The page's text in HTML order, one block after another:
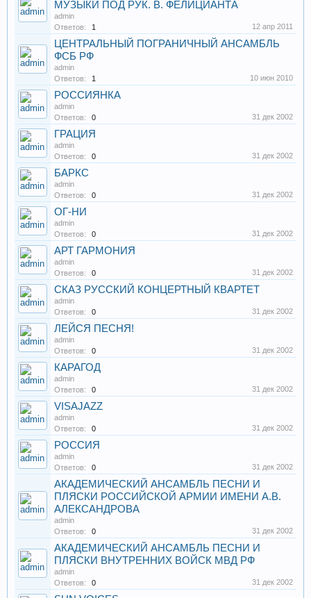
МУЗЫКИ ПОД РУК. В. ФЕЛИЦИАНТА
admin
Ответов:
1 12 апр 2011
ЦЕНТРАЛЬНЫЙ ПОГРАНИЧНЫЙ АНСАМБЛЬ
ФСБ РФ
admin
Ответов:
1 10 июн 2010
РОССИЯНКА
admin
Ответов:
0 31 дек 2002
ГРАЦИЯ
admin
Ответов:
0 31 дек 2002
БАРКС
admin
Ответов:
0 31 дек 2002
ОГ-НИ
admin
Ответов:
0 31 дек 2002
АРТ ГАРМОНИЯ
admin
Ответов:
0 31 дек 2002
СКАЗ РУССКИЙ КОНЦЕРТНЫЙ КВАРТЕТ
admin
Ответов:
0 31 дек 2002
ЛЕЙСЯ ПЕСНЯ!
admin
Ответов:
0 31 дек 2002
КАРАГОД
admin
Ответов:
0 31 дек 2002
VISAJAZZ
admin
Ответов:
0 31 дек 2002
РОССИЯ
admin
Ответов:
0 31 дек 2002
АКАДЕМИЧЕСКИЙ АНСАМБЛЬ ПЕСНИ И
ПЛЯСКИ РОССИЙСКОЙ АРМИИ ИМЕНИ А.В.
АЛЕКСАНДРОВА
admin
Ответов:
0 31 дек 2002
АКАДЕМИЧЕСКИЙ АНСАМБЛЬ ПЕСНИ И
ПЛЯСКИ ВНУТРЕННИХ ВОЙСК МВД РФ
admin
Ответов:
0 31 дек 2002